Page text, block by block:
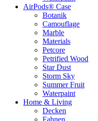
AirPods® Case
Botanik
Camouflage
Marble
Materials
Petcore
Petrified Wood
Star Dust
Storm Sky
Summer Fruit
Waterpaint
Home & Living
Decken